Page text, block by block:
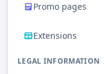
Promo pages
Extensions
LEGAL INFORMATION